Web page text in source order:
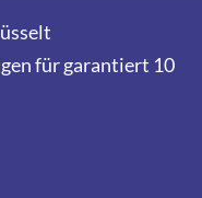
für garantiert 10